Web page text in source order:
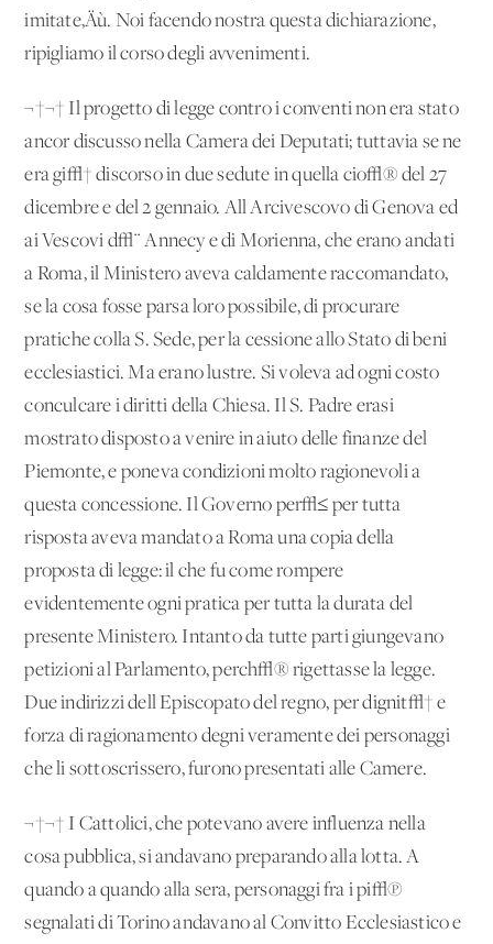
imitate‚Äù. Noi facendo nostra questa dichiarazione,
ripigliamo il corso degli avvenimenti.
¬†¬† Il progetto di legge contro i conventi non era stato
ancor discusso nella Camera dei Deputati; tuttavia se ne
era gi√† discorso in due sedute in quella cio√® del 27
dicembre e del 2 gennaio. All'Arcivescovo di Genova ed
ai Vescovi d√¨ Annecy e di Morienna, che erano andati
a Roma, il Ministero aveva caldamente raccomandato,
se la cosa fosse parsa loro possibile, di procurare
pratiche colla S. Sede, per la cessione allo Stato di beni
ecclesiastici. Ma erano lustre. Si voleva ad ogni costo
conculcare i diritti della Chiesa. Il S. Padre erasi
mostrato disposto a venire in aiuto delle finanze del
Piemonte, e poneva condizioni molto ragionevoli a
questa concessione. Il Governo per√≤ per tutta
risposta aveva mandato a Roma una copia della
proposta di legge: il che fu come rompere
evidentemente ogni pratica per tutta la durata del
presente Ministero. Intanto da tutte parti giungevano
petizioni al Parlamento, perch√® rigettasse la legge.
Due indirizzi dell'Episcopato del regno, per dignit√† e
forza di ragionamento degni veramente dei personaggi
che li sottoscrissero, furono presentati alle Camere.
¬†¬† I Cattolici, che potevano avere influenza nella
cosa pubblica, si andavano preparando alla lotta. A
quando a quando alla sera, personaggi fra i pi√π
segnalati di Torino andavano al Convitto Ecclesiastico e